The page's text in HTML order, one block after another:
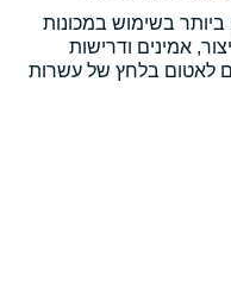
ביותר בשימוש במכונות
אמינים ודרישות
לאטום בלחץ של עשרות